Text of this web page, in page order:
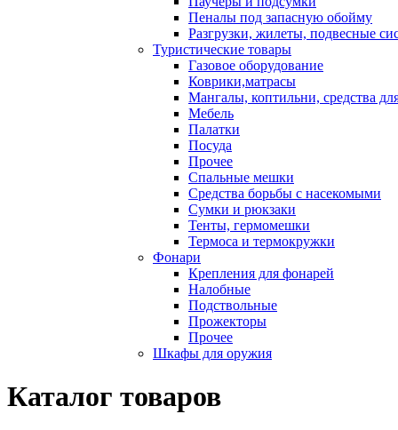
Пеналы под запасную обойму
Разгрузки, жилеты, подвесные
Туристические товары
Газовое оборудование
Коврики,матрасы
Мангалы, коптильни, средства
Мебель
Палатки
Посуда
Прочее
Спальные мешки
Средства борьбы с насекомыми
Сумки и рюкзаки
Тенты, гермомешки
Термоса и термокружки
Фонари
Крепления для фонарей
Налобные
Подствольные
Прожекторы
Прочее
Шкафы для оружия
Каталог товаров